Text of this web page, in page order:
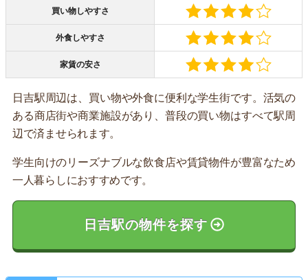
買い物しやすさ
外食しやすさ
家賃の安さ
日吉駅周辺は、買い物や外食に便利な学生街です。活気の
ある商店街や商業施設があり、普段の買い物はすべて駅周
辺で済ませられます。
学生向けのリーズナブルな飲食店や賃貸物件が豊富なため
一人暮らしにおすすめです。
日吉駅の物件を探す